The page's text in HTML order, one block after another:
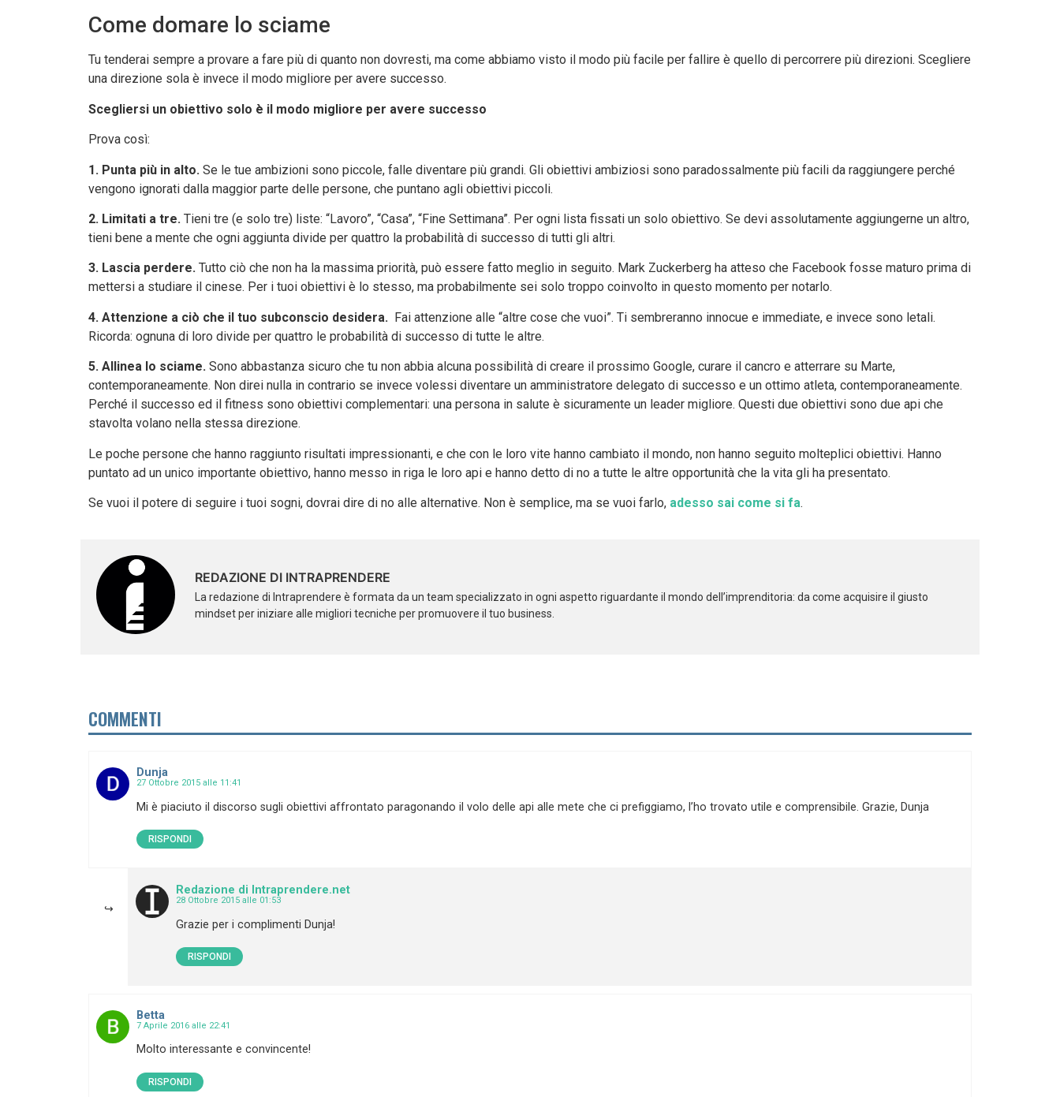
Come domare lo sciame
Tu tenderai sempre a provare a fare più di quanto non dovresti, ma come abbiamo visto il modo più facile per fallire è quello di percorrere più direzioni. Scegliere
una direzione sola è invece il modo migliore per avere successo.
Scegliersi un obiettivo solo è il modo migliore per avere successo
Prova così:
1. Punta più in alto. Se le tue ambizioni sono piccole, falle diventare più grandi. Gli obiettivi ambiziosi sono paradossalmente più facili da raggiungere perché
vengono ignorati dalla maggior parte delle persone, che puntano agli obiettivi piccoli.
2. Limitati a tre. Tieni tre (e solo tre) liste: “Lavoro”, “Casa”, “Fine Settimana”. Per ogni lista fissati un solo obiettivo. Se devi assolutamente aggiungerne un altro,
tieni bene a mente che ogni aggiunta divide per quattro la probabilità di successo di tutti gli altri.
3. Lascia perdere. Tutto ciò che non ha la massima priorità, può essere fatto meglio in seguito. Mark Zuckerberg ha atteso che Facebook fosse maturo prima di
mettersi a studiare il cinese. Per i tuoi obiettivi è lo stesso, ma probabilmente sei solo troppo coinvolto in questo momento per notarlo.
4. Attenzione a ciò che il tuo subconscio desidera. Fai attenzione alle “altre cose che vuoi”. Ti sembreranno innocue e immediate, e invece sono letali.
Ricorda: ognuna di loro divide per quattro le probabilità di successo di tutte le altre.
5. Allinea lo sciame. Sono abbastanza sicuro che tu non abbia alcuna possibilità di creare il prossimo Google, curare il cancro e atterrare su Marte,
contemporaneamente. Non direi nulla in contrario se invece volessi diventare un amministratore delegato di successo e un ottimo atleta, contemporaneamente.
Perché il successo ed il fitness sono obiettivi complementari: una persona in salute è sicuramente un leader migliore. Questi due obiettivi sono due api che
stavolta volano nella stessa direzione.
Le poche persone che hanno raggiunto risultati impressionanti, e che con le loro vite hanno cambiato il mondo, non hanno seguito molteplici obiettivi. Hanno
puntato ad un unico importante obiettivo, hanno messo in riga le loro api e hanno detto di no a tutte le altre opportunità che la vita gli ha presentato.
Se vuoi il potere di seguire i tuoi sogni, dovrai dire di no alle alternative. Non è semplice, ma se vuoi farlo, adesso sai come si fa.
REDAZIONE DI INTRAPRENDERE
La redazione di Intraprendere è formata da un team specializzato in ogni aspetto riguardante il mondo dell’imprenditoria: da come acquisire il giusto
mindset per iniziare alle migliori tecniche per promuovere il tuo business.
COMMENTI
Dunja
27 Ottobre 2015 alle 11:41
Mi è piaciuto il discorso sugli obiettivi affrontato paragonando il volo delle api alle mete che ci prefiggiamo, l’ho trovato utile e comprensibile. Grazie, Dunja
RISPONDI
Redazione di Intraprendere.net
28 Ottobre 2015 alle 01:53
Grazie per i complimenti Dunja!
RISPONDI
Betta
7 Aprile 2016 alle 22:41
Molto interessante e convincente!
RISPONDI